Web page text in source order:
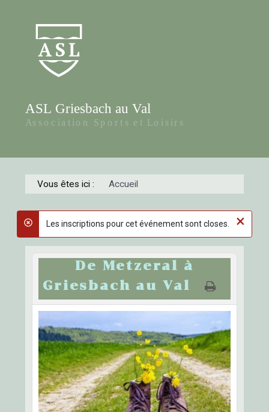
Vous êtes ici : Accueil
×
danger
Les inscriptions pour cet événement sont closes.
De Metzeral à
Griesbach au Val